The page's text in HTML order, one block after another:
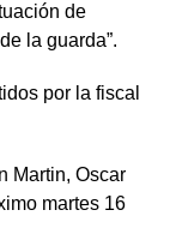
de
la guarda”.
por la fiscal
Martin, Oscar
martes 16